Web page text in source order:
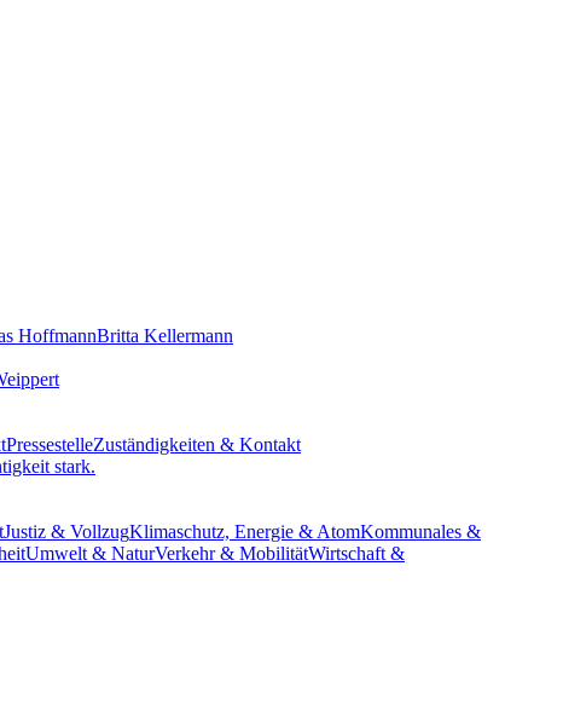
HoffmannBritta Kellermann
PressestelleZuständigkeiten & Kontakt
stark.
Justiz & VollzugKlimaschutz, Energie & AtomKommunales &
Umwelt & NaturVerkehr & MobilitätWirtschaft &